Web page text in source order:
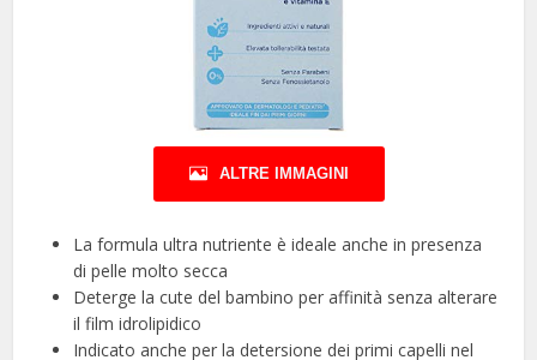
ALTRE IMMAGINI
La formula ultra nutriente è ideale anche in presenza
di pelle molto secca
Deterge la cute del bambino per affinità senza alterare
il film idrolipidico
Indicato anche per la detersione dei primi capelli nel